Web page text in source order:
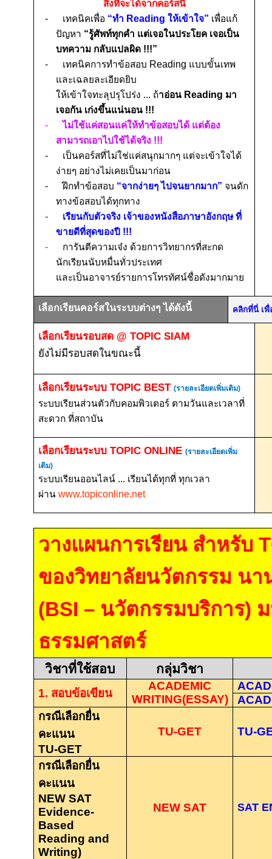
สิ่งที่จะได้จากคอร์สนี้
-
เทคนิคเพื่อ “ทำ Reading ให้เข้าใจ” เพื่อแก้
ปัญหา “รู้ศัพท์ทุกคำ แต่เจอในประโยค เจอเป็น
บทความ กลับแปลผิด !!!”
-
เทคนิคการทำข้อสอบ Reading แบบขั้นเทพ
และเฉลยละเอียดยิบ
ให้เข้าใจทะลุปรุโปร่ง ... ถ้าอ่อน Reading มา
เจอกัน เก่งขึ้นแน่นอน !!!
-
ไม่ใช้แค่สอนแค่ให้ทำข้อสอบได้ แต่ต้อง
สามารถเอาไปใช้ได้จริง !!!
-
เป็นคอร์สที่ไม่ใช่แค่สนุกมากๆ แต่จะเข้าใจได้
ง่ายๆ อย่างไม่เคยเป็นมาก่อน
-
ฝึกทำข้อสอบ “จากง่ายๆ ไปจนยากมาก” จนดัก
ทางข้อสอบได้ทุกทาง
-
เรียนกับตัวจริง เจ้าของหนังสือภาษาอังกฤษ ที่
ขายดีที่สุดของปี !!!
-
การันตีความเจ๋ง ด้วยการวิทยากรที่สะกด
นักเรียนนับหมื่นทั่วประเทศ
และเป็นอาจารย์รายการโทรทัศน์ชื่อดังมากมาย
เลือกเรียนคอร์สในระบบต่างๆ ได้ดังนี้ คลิกที่นี่ เพื่
เลือกเรียนรอบสด @ TOPIC SIAM
ยังไม่มีรอบสดในขณะนี้
เลือกเรียนระบบTOPIC BEST (รายละเอียดเพิ่มเติม)
ระบบเรียนส่วนตัวกับคอมพิวเตอร์ ตามวันและเวลาที่
สะดวก ที่สถาบัน
เลือกเรียนระบบTOPIC ONLINE (รายละเอียดเพิ่ม
เติม)
ระบบเรียนออนไลน์ ... เรียนได้ทุกที่ ทุกเวลา
ผ่านwww.topiconline.net
วางแผนการเรียน สำหรับ
ของวิทยาลัยนวัตกรรม นา
(BSI – นวัตกรรมบริการ)
ธรรมศาสตร์
วิชาที่ใช้สอบ กลุ่มวิชา
1. สอบข้อเขียน
ACADEMIC
WRITING(ESSAY)
กรณีเลือกยื่น
คะแนน
TU-GET
TU-GET TU-
กรณีเลือกยื่น
คะแนน
NEW SAT
Evidence-
Based
Reading and
Writing)
NEW SAT SAT